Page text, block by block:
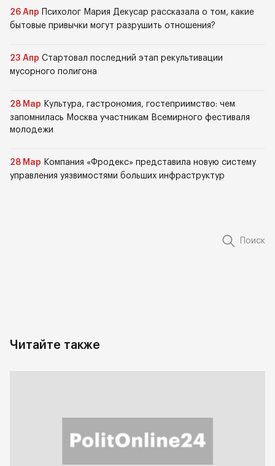
26 Апр
Психолог Мария Декусар рассказала о том, какие
бытовые привычки могут разрушить отношения?
23 Апр Стартовал последний этап рекультивации
мусорного полигона
28 Мар Культура, гастрономия, гостеприимство: чем
запомнилась Москва участникам Всемирного фестиваля
молодежи
28 Мар Компания «Фродекс» представила новую систему
управления уязвимостями больших инфраструктур
Поиск
Читайте также